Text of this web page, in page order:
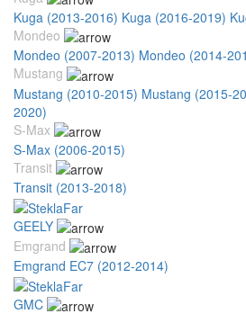
Kuga (2013-2016) Kuga (2016-2019)
Mondeo
Mondeo (2007-2013) Mondeo (2014-
Mustang
Mustang (2010-2015) Mustang (2015-
2020)
S-Max
S-Max (2006-2015)
Transit
Transit (2013-2018)
GEELY
Emgrand
Emgrand EC7 (2012-2014)
GMC